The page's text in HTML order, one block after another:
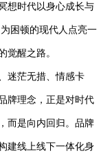
想时代以身心成长与
困顿的现代人点亮一
觉醒之路。
迷茫无措、情感卡
牌理念，正是对时代
而是向内回归。品牌
建线上线下一体化身